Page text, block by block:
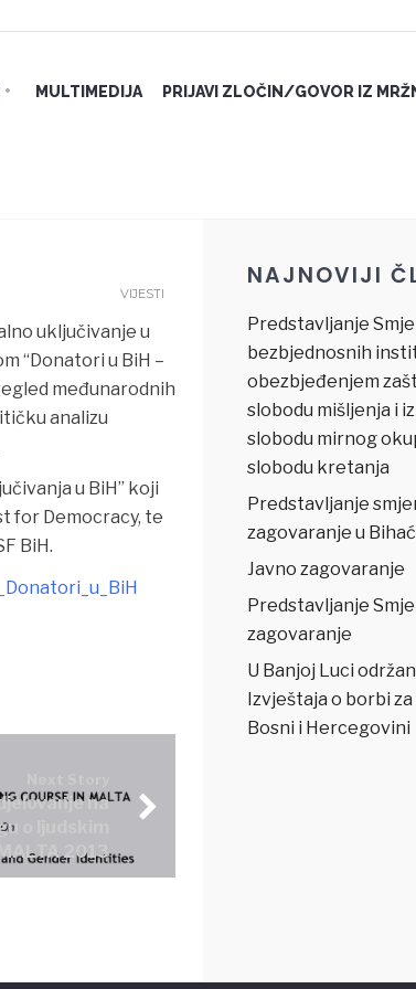
MULTIMEDIJA PRIJAVI ZLOČIN/GOVOR IZ
VIJESTI
uključivanje u
“Donatori u BiH –
međunarodnih
analizu
u BiH” koji
for Democracy, te
BiH.
na
o ljudskim
2013
NAJNOVIJI
Predstavljanje
bezbjednosnih
obezbjeđenjem
slobodu mišljenja i
slobodu mirnog
slobodu kretanja
Predstavljanje
zagovaranje u
Javno zagovaranje
Predstavljanje
zagovaranje
U Banjoj Luci
Izvještaja o borbi
Bosni i Hercegovini